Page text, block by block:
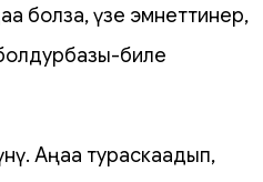
болза, үзе эмнеттинер,
биле
Аңаа тураскаадып,